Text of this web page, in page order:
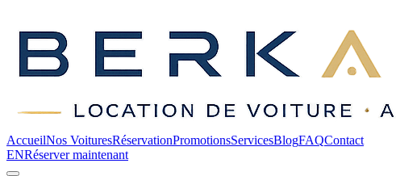
AccueilNos VoituresRéservationPromotionsServicesBlogFAQContact
ENRéserver maintenant